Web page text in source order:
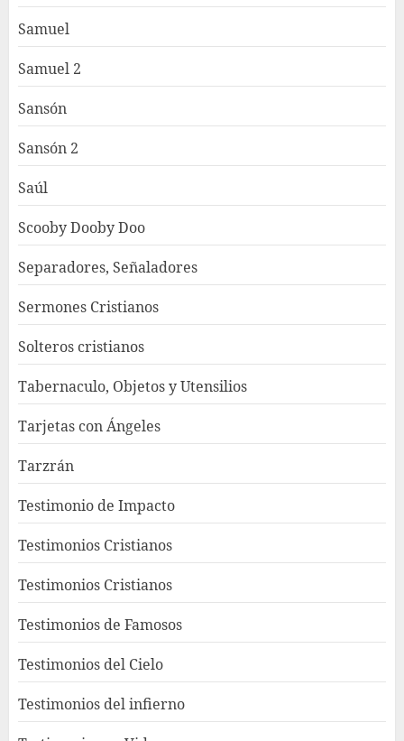
Samuel
Samuel 2
Sansón
Sansón 2
Saúl
Scooby Dooby Doo
Separadores, Señaladores
Sermones Cristianos
Solteros cristianos
Tabernaculo, Objetos y Utensilios
Tarjetas con Ángeles
Tarzrán
Testimonio de Impacto
Testimonios Cristianos
Testimonios Cristianos
Testimonios de Famosos
Testimonios del Cielo
Testimonios del infierno